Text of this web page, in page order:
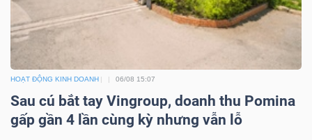
HOẠT ĐỘNG KINH DOANH 06/08 15:07
Sau cú bắt tay Vingroup, doanh thu Pomina
gấp gần 4 lần cùng kỳ nhưng vẫn lỗ
Thuật
ngữ
(-)
Dịch
vụ